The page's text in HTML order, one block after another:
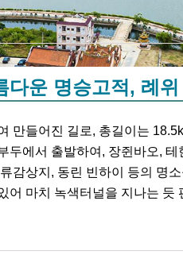
다운 명승고적, 례
만들어진 길로, 총길이는
두에서 출발하여, 장쥔바오,
감상지, 동린 빈하이 등의 명
어 마치 녹색터널을 지나는 듯